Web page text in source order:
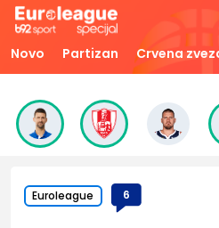
Novo Partizan Crvena
Euroleague 6